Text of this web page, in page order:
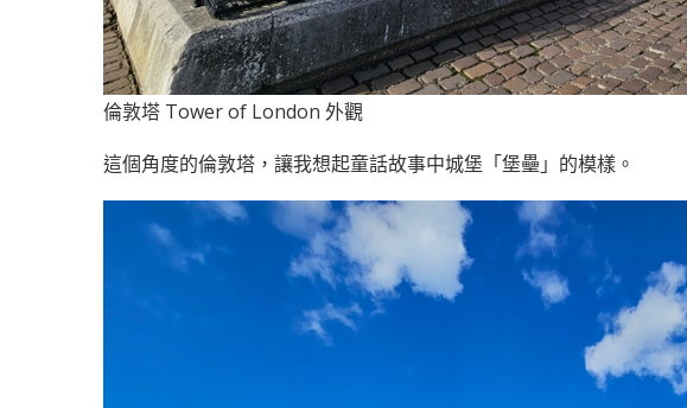
倫敦塔 Tower of London 外觀
這個角度的倫敦塔，讓我想起童話故事中城堡「堡壘」的模樣。